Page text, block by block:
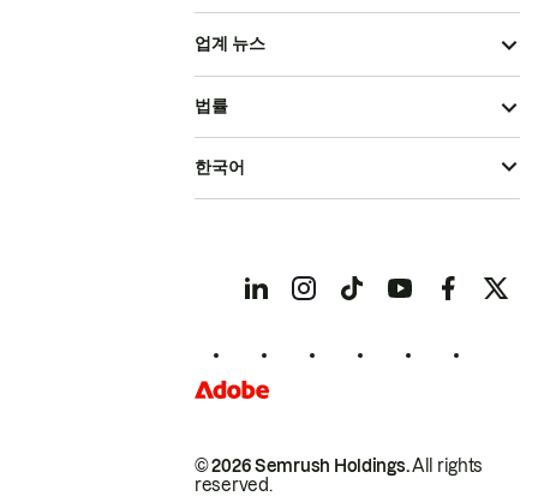
업계 뉴스
© 2026 Semrush Holdings.All rights
reserved.
법률
한국어